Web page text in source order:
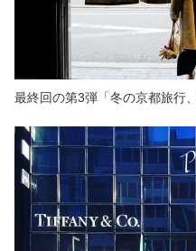
最終回の第3弾「冬の京都旅行